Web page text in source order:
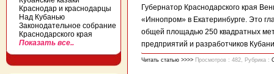
Краснодар и краснодарцы
Над Кубанью
Законодательное собрание
Краснодарского края
Показать все..
Губернатор Краснодарского края
«Иннопром» в Екатеринбурге. Это
общей площадью 250 квадратных
предприятий и разработчиков
Читать статью >>>> Просмотров : 482, Рубрика :